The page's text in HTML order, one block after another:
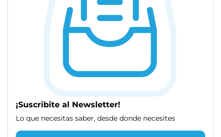
¡Suscribite al Newsletter!
Lo que necesitas saber, desde donde necesites